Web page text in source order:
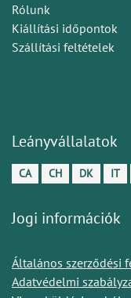
Rólunk
Kiállítási időpontok
Szállítási feltételek
Leányvállalatok
CA CH DK IT
Jogi információk
Általános szerződési
Adatvédelmi